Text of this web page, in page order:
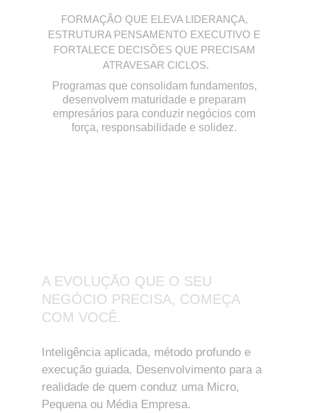
FORMAÇÃO QUE ELEVA LIDERANÇA,
ESTRUTURA PENSAMENTO EXECUTIVO E
FORTALECE DECISÕES QUE PRECISAM
ATRAVESAR CICLOS.
Programas que consolidam fundamentos,
desenvolvem maturidade e preparam
empresários para conduzir negócios com
força, responsabilidade e solidez.
A EVOLUÇÃO QUE O SEU
NEGÓCIO PRECISA, COMEÇA
COM VOCÊ.
Inteligência aplicada, método profundo e
execução guiada. Desenvolvimento para a
realidade de quem conduz uma Micro,
Pequena ou Média Empresa.